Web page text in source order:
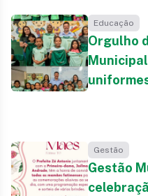
Educação
Orgulho
Gestão
Gestão